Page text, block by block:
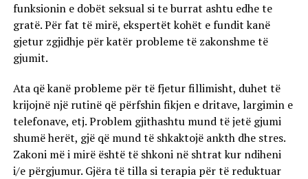
funksionin e dobët seksual si te burrat ashtu edhe te
gratë. Për fat të mirë, ekspertët kohët e fundit kanë
gjetur zgjidhje për katër probleme të zakonshme të
gjumit.
Ata që kanë probleme për të fjetur fillimisht, duhet të
krijojnë një rutinë që përfshin fikjen e dritave, largimin e
telefonave, etj. Problem gjithashtu mund të jetë gjumi
shumë herët, gjë që mund të shkaktojë ankth dhe stres.
Zakoni më i mirë është të shkoni në shtrat kur ndiheni
i/e përgjumur. Gjëra të tilla si terapia për të reduktuar